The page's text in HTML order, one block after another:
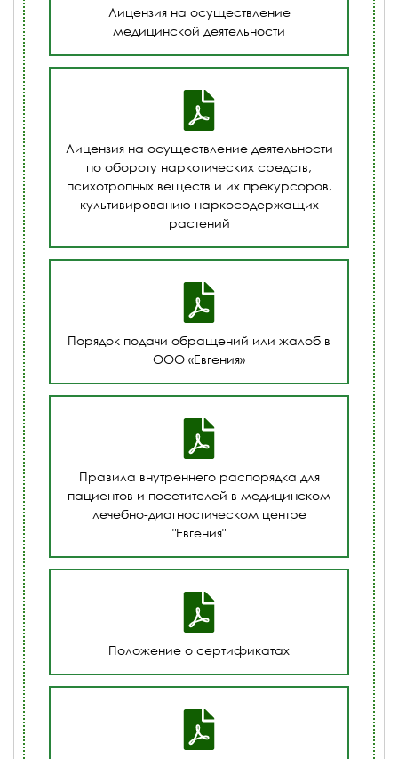
Лицензия на осуществление
медицинской деятельности
Лицензия на осуществление деятельности
по обороту наркотических средств,
психотропных веществ и их прекурсоров,
культивированию наркосодержащих
растений
Порядок подачи обращений или жалоб в
ООО «Евгения»
Правила внутреннего распорядка для
пациентов и посетителей в медицинском
лечебно-диагностическом центре
"Евгения"
Положение о сертификатах